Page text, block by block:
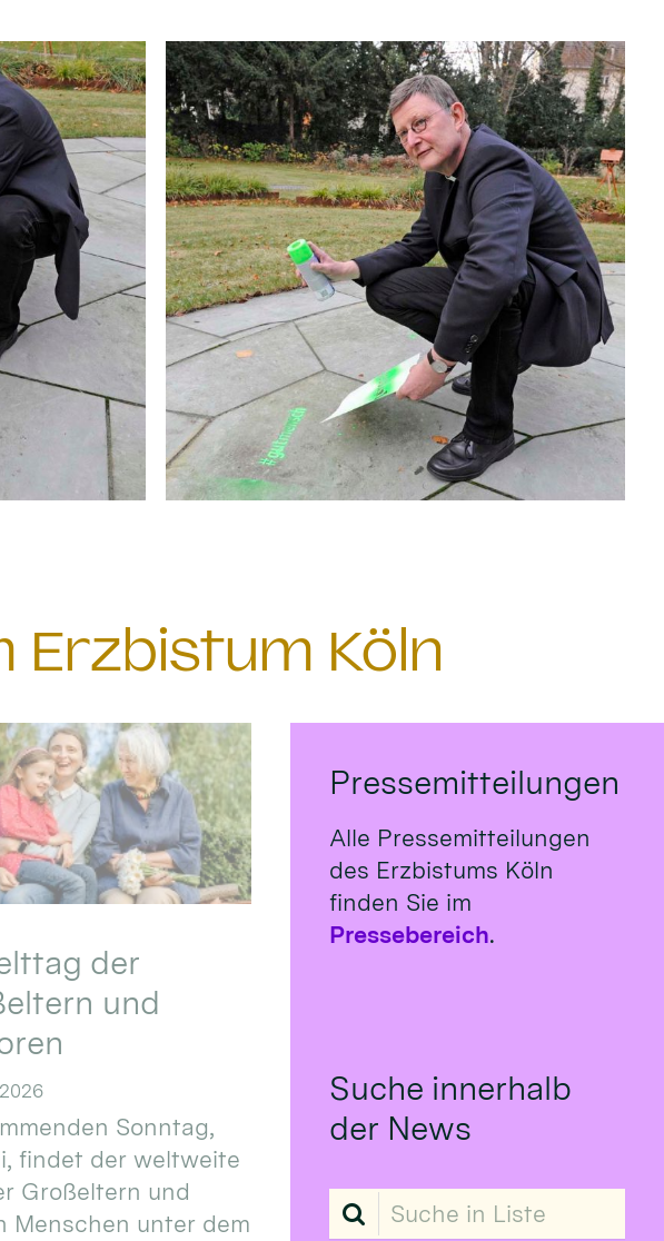
Erzbistum Köln
der
und
Sonntag,
findet der weltweite
Großeltern und
Menschen unter dem
Pressemitteilungen
Alle Pressemitteilungen
des Erzbistums Köln
finden Sie im
Pressebereich.
Suche innerhalb
der News
Suche in Liste